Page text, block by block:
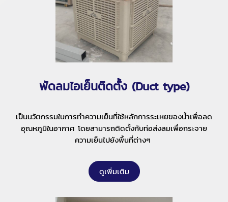
พัดลมไอเย็นติดตั้ง (Duct type)
เป็นนวัตกรรมในการทำความเย็นที่ใช้หลักการระเหยของน้ำเพื่อลด
อุณหภูมิในอากาศ โดยสามารถติดตั้งกับท่อส่งลมเพื่อกระจาย
ความเย็นไปยังพื้นที่ต่างๆ
ดูเพิ่มเติม